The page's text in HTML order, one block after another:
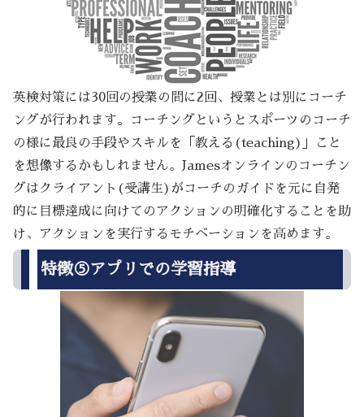
英検対策には30回の授業の間に2回、授業とは別にコーチ
ングが行われます。コーチングというとスポーツのコーチ
の様に最良の手段やスキルを「教える(teaching)」こと
を想像するかもしれません。Jamesオンラインのコーチン
グはクライアント(受講生)がコーチのガイドを元に自発
的に目標達成に向けてのアクションの明確化することを助
け、アクションを実行するモチベーションを高めます。
特徴⑤アプリでの学習指導